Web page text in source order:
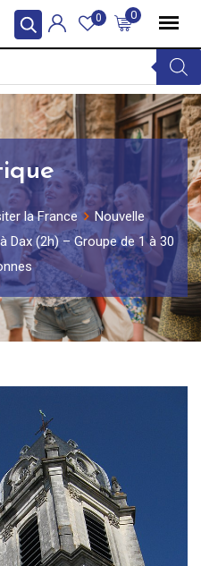
0
0
la France
Nouvelle
Dax (2h) – Groupe de 1 à 30